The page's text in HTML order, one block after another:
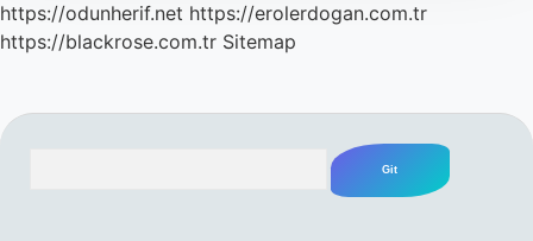
https://odunherif.net https://erolerdogan.com.tr
https://blackrose.com.tr Sitemap